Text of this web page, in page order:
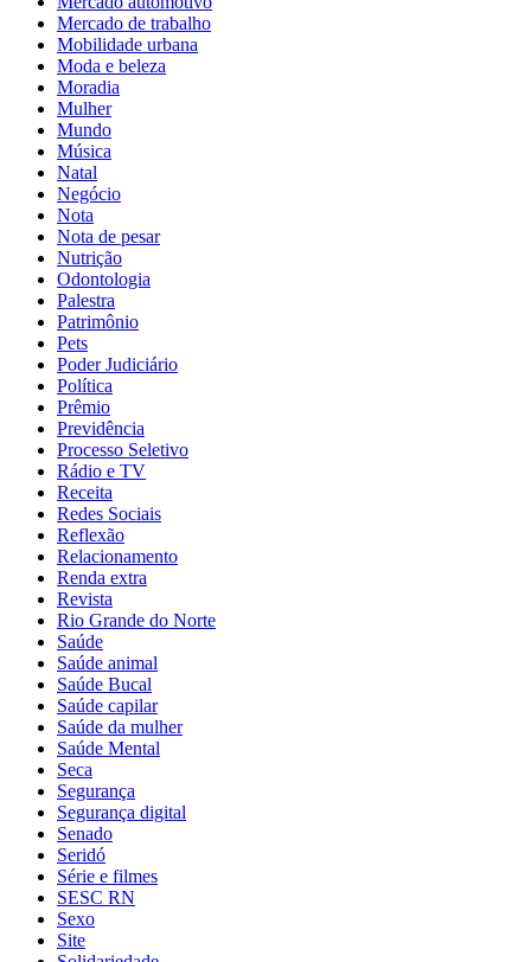
Mercado de trabalho
Mobilidade urbana
Moda e beleza
Moradia
Mulher
Mundo
Música
Natal
Negócio
Nota
Nota de pesar
Nutrição
Odontologia
Palestra
Patrimônio
Pets
Poder Judiciário
Política
Prêmio
Previdência
Processo Seletivo
Rádio e TV
Receita
Redes Sociais
Reflexão
Relacionamento
Renda extra
Revista
Rio Grande do Norte
Saúde
Saúde animal
Saúde Bucal
Saúde capilar
Saúde da mulher
Saúde Mental
Seca
Segurança
Segurança digital
Senado
Seridó
Série e filmes
SESC RN
Sexo
Site